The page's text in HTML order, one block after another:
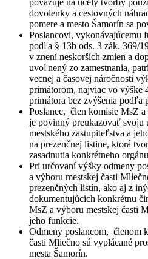
dovolenky a cestovných
pomere a mesto Šamorín sa
Poslancovi, vykonávajúcemu
podľa § 13b ods. 3 zák. 369/
v znení neskorších zmien a
uvoľnený zo zamestnania,
vecnej a časovej náročnosti
primátorom, najviac vo výške
primátora bez zvýšenia podľa
Poslanec, člen komisie MsZ
je povinný preukazovať svoju
mestského zastupiteľstva a
na prezenčnej listine, ktorá
zasadnutia konkrétneho
Pri určovaní výšky odmeny
a výboru mestskej časti
prezenčných listín, ako aj z
dokumentujúcich konkrétnu
MsZ a výboru mestskej časti
jeho funkcie.
Odmeny poslancom, členom
časti Mliečno sú vyplácané
mesta Šamorín.